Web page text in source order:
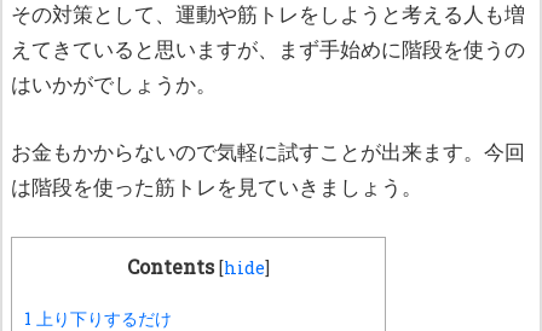
その対策として、運動や筋トレをしようと考える人も増
えてきていると思いますが、まず手始めに階段を使うの
はいかがでしょうか。
お金もかからないので気軽に試すことが出来ます。今回
は階段を使った筋トレを見ていきましょう。
Contents [hide]
1 上り下りするだけ